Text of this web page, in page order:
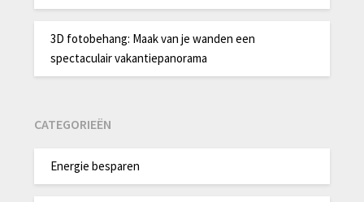
3D fotobehang: Maak van je wanden een
spectaculair vakantiepanorama
CATEGORIEËN
Energie besparen